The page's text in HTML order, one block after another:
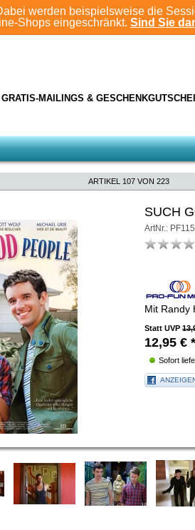
werden beispielsweise die
Shops eingeschränkt. Sind Sie
GRATIS-MAILINGS &
ARTIKEL 107 VON 223
SUCH
ArtNr.:
Mit Randy
Statt UVP
12,95 € *
Sofort